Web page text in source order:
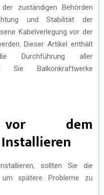
zuständigen Behörden
und Stabilität der
Kabelverlegung vor der
Dieser Artikel enthält
Durchführung aller
Sie Balkonkraftwerke
vor dem
sollten Sie die
spätere Probleme zu